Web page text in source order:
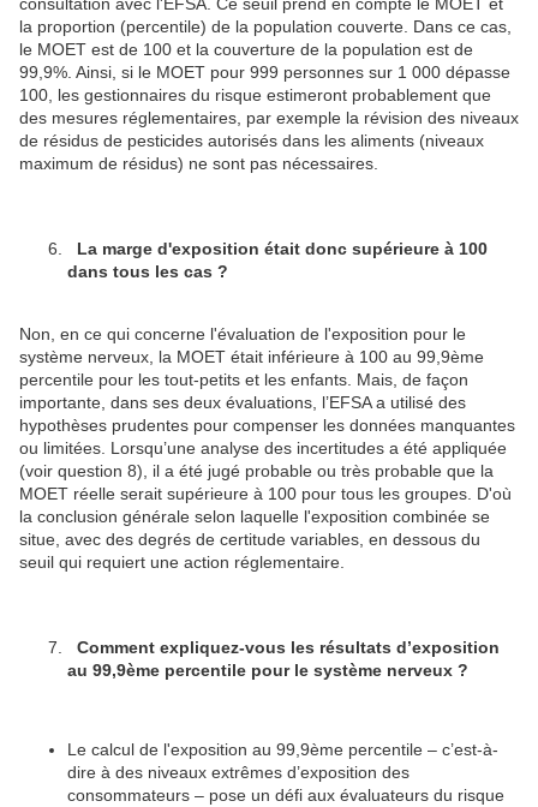
consultation avec l'EFSA. Ce seuil prend en compte le MOET et
la proportion (percentile) de la population couverte. Dans ce cas,
le MOET est de 100 et la couverture de la population est de
99,9%. Ainsi, si le MOET pour 999 personnes sur 1 000 dépasse
100, les gestionnaires du risque estimeront probablement que
des mesures réglementaires, par exemple la révision des niveaux
de résidus de pesticides autorisés dans les aliments (niveaux
maximum de résidus) ne sont pas nécessaires.
La marge d'exposition était donc supérieure à 100
dans tous les cas ?
Non, en ce qui concerne l'évaluation de l'exposition pour le
système nerveux, la MOET était inférieure à 100 au 99,9ème
percentile pour les tout-petits et les enfants. Mais, de façon
importante, dans ses deux évaluations, l’EFSA a utilisé des
hypothèses prudentes pour compenser les données manquantes
ou limitées. Lorsqu’une analyse des incertitudes a été appliquée
(voir question 8), il a été jugé probable ou très probable que la
MOET réelle serait supérieure à 100 pour tous les groupes. D'où
la conclusion générale selon laquelle l'exposition combinée se
situe, avec des degrés de certitude variables, en dessous du
seuil qui requiert une action réglementaire.
Comment expliquez-vous les résultats d’exposition
au 99,9ème percentile pour le système nerveux ?
Le calcul de l'exposition au 99,9ème percentile – c’est-à-
dire à des niveaux extrêmes d’exposition des
consommateurs – pose un défi aux évaluateurs du risque